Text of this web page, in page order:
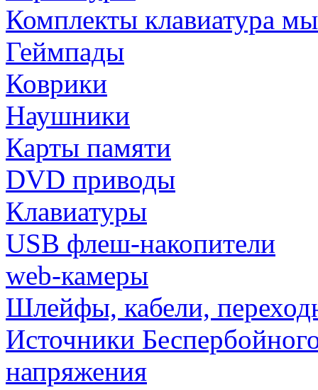
Комплекты клавиатура
Геймпады
Коврики
Наушники
Карты памяти
DVD приводы
Клавиатуры
USB флеш-накопители
web-камеры
Шлейфы, кабели,
Источники
напряжения